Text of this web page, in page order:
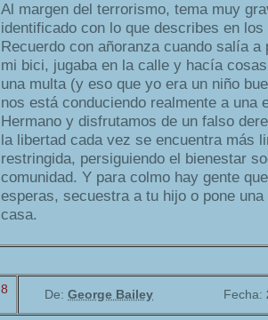
Al margen del terrorismo, tema muy
identificado con lo que describes en
Recuerdo con añoranza cuando salía
mi bici, jugaba en la calle y hacía
una multa (y eso que yo era un niño
nos está conduciendo realmente a una
Hermano y disfrutamos de un falso
la libertad cada vez se encuentra más
restringida, persiguiendo el bienestar
comunidad. Y para colmo hay gente
esperas, secuestra a tu hijo o pone una
casa.
8 De: George Bailey Fecha: